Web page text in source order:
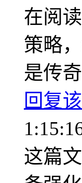
在阅
策略
是传
回复
这篇